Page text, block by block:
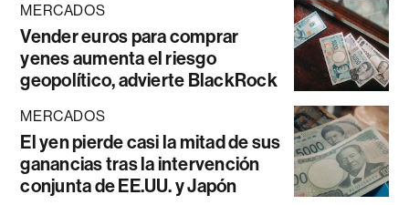
MERCADOS
Vender euros para comprar
yenes aumenta el riesgo
geopolítico, advierte BlackRock
MERCADOS
El yen pierde casi la mitad de sus
ganancias tras la intervención
conjunta de EE.UU. y Japón